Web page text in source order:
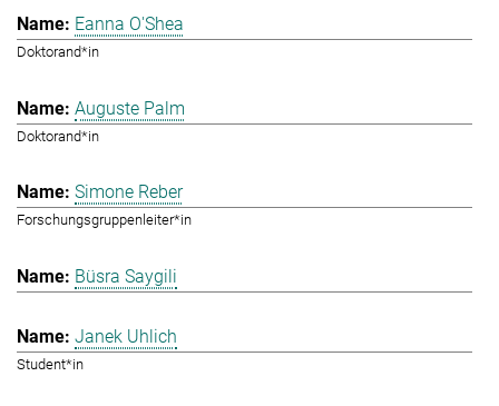
Eanna O'Shea
Doktorand*in
Auguste Palm
Doktorand*in
Simone Reber
Forschungsgruppenleiter*in
Büsra Saygili
Janek Uhlich
Student*in